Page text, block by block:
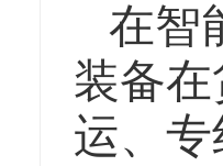
在智
装备
运、